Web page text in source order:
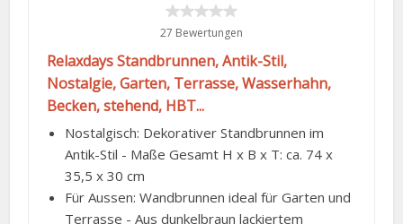
27 Bewertungen
Relaxdays Standbrunnen, Antik-Stil,
Nostalgie, Garten, Terrasse, Wasserhahn,
Becken, stehend, HBT...
Nostalgisch: Dekorativer Standbrunnen im
Antik-Stil - Maße Gesamt H x B x T: ca. 74 x
35,5 x 30 cm
Für Aussen: Wandbrunnen ideal für Garten und
Terrasse - Aus dunkelbraun lackiertem